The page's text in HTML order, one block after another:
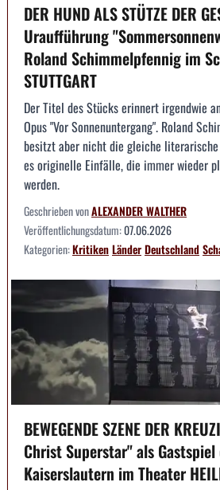
DER HUND ALS STÜTZE DER
Uraufführung
Roland Schimmelpfennig im
STUTTGART
Der Titel des Stücks erinnert irgendwie
Opus "Vor Sonnenuntergang". Roland
besitzt aber nicht die gleiche
es originelle Einfälle, die immer wieder
werden.
Geschrieben vonALEXANDER WALTHER
Veröffentlichungsdatum:07.06.2026
Kategorien:KritikenLänderDeutschland
BEWEGENDE SZENE DER
Christ Superstar" als
Kaiserslautern im Theater